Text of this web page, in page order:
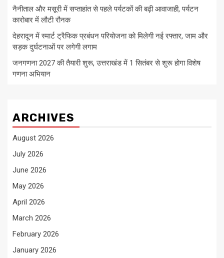
नैनीताल और मसूरी में सप्ताहांत से पहले पर्यटकों की बढ़ी आवाजाही, पर्यटन
कारोबार में लौटी रौनक
देहरादून में स्मार्ट ट्रैफिक प्रबंधन परियोजना को मिलेगी नई रफ्तार, जाम और
सड़क दुर्घटनाओं पर लगेगी लगाम
जनगणना 2027 की तैयारी शुरू, उत्तराखंड में 1 सितंबर से शुरू होगा विशेष
गणना अभियान
ARCHIVES
August 2026
July 2026
June 2026
May 2026
April 2026
March 2026
February 2026
January 2026